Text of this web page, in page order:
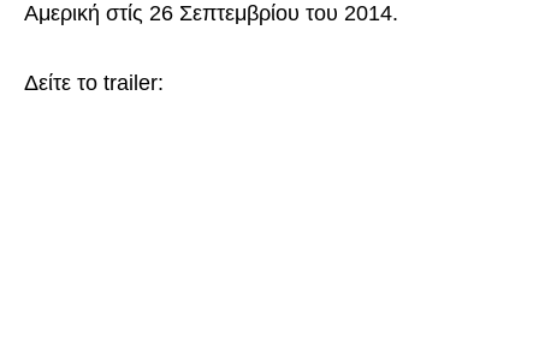
Αμερική στίς 26 Σεπτεμβρίου του 2014.
Δείτε το trailer: